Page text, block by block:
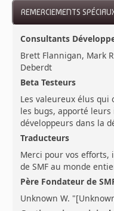
REMERCIEMENTS
Consultants
Brett Flannigan, Mark
Deberdt
Beta Testeurs
Les valeureux élus
les bugs, apporté
développeurs dans la
Traducteurs
Merci pour vos efforts,
de SMF au monde
Père Fondateur de
Unknown W.